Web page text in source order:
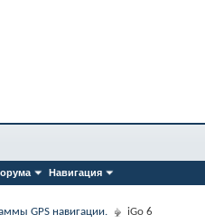
Навигация
GPS навигации. iGo 6